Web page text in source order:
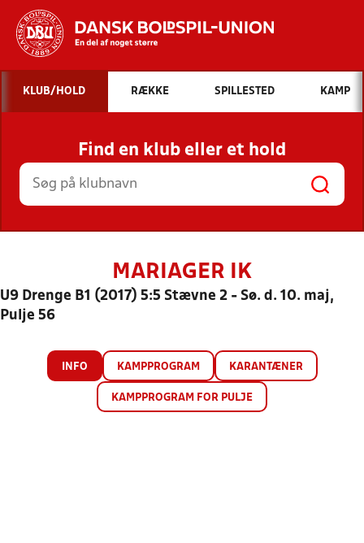
Hvad vil du søge efter?
INDHOLD OG NYHEDER
STILLINGER, RESULTATER, KLUBBER OG
HOLD
KLUB/HOLD RÆKKE SPILLESTED KAMP
Find en klub eller et hold
MARIAGER IK
U9 Drenge B1 (2017) 5:5 Stævne 2 - Sø. d. 10. maj,
Pulje 56
INFO KAMPPROGRAM KARANTÆNER
KAMPPROGRAM FOR PULJE